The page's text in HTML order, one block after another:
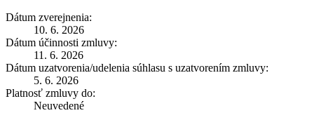
Dátum zverejnenia:
10. 6. 2026
Dátum účinnosti zmluvy:
11. 6. 2026
Dátum uzatvorenia/udelenia súhlasu s uzatvorením zmluvy:
5. 6. 2026
Platnosť zmluvy do:
Neuvedené